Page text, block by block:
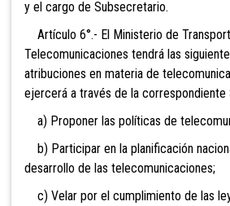
y el cargo de Subsecretario.
Artículo 6°.- El Ministerio de
Telecomunicaciones tendrá las
atribuciones en materia de
ejercerá a través de la correspondiente
a) Proponer las políticas de
b) Participar en la planificación
desarrollo de las telecomunicaciones;
c) Velar por el cumplimiento de las